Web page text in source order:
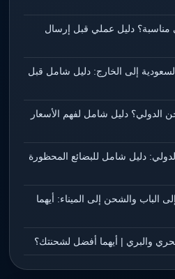
دليل عملي قبل إرسال
إلى الخارج: دليل شامل قبل
الدولي؟ دليل شامل لفهم الأسعار
دليل شامل للبضائع المحظورة
الباب والشحن إلى الميناء: أيهما
والبري | أيهما أفضل لشحنتك؟